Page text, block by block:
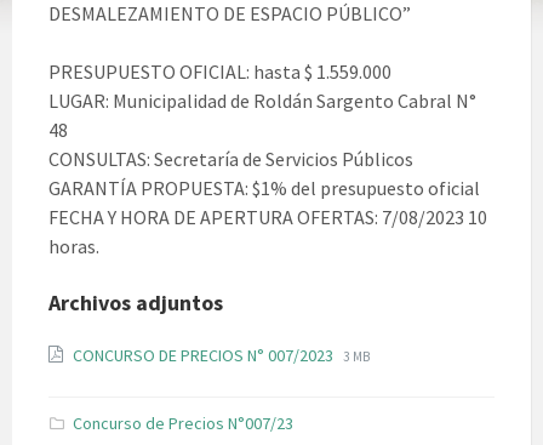
DESMALEZAMIENTO DE ESPACIO PÚBLICO”
PRESUPUESTO OFICIAL: hasta $ 1.559.000
LUGAR: Municipalidad de Roldán Sargento Cabral N°
48
CONSULTAS: Secretaría de Servicios Públicos
GARANTÍA PROPUESTA: $1% del presupuesto oficial
FECHA Y HORA DE APERTURA OFERTAS: 7/08/2023 10
horas.
Archivos adjuntos
CONCURSO DE PRECIOS N° 007/2023 File
File
3 MB
Concurso de Precios N°007/23